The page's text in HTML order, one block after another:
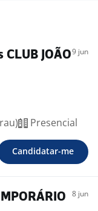
CLUB JOÃO9 jun
Presencial
Candidatar-me
8 jun